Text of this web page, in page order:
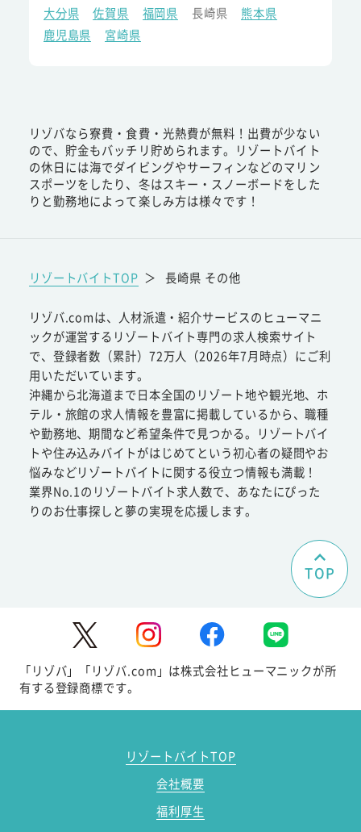
大分県
佐賀県 福岡県 長崎県
熊本県
鹿児島県
宮崎県
リゾバなら寮費・食費・光熱費が無料！出費が少ない
ので、貯金もバッチリ貯められます。リゾートバイト
の休日には海でダイビングやサーフィンなどのマリン
スポーツをしたり、冬はスキー・スノーボードをした
りと勤務地によって楽しみ方は様々です！
リゾートバイトTOP ＞ 長崎県 その他
リゾバ.comは、人材派遣・紹介サービスのヒューマニ
ックが運営するリゾートバイト専門の求人検索サイト
で、登録者数（累計）72万人（2026年7月時点）にご利
用いただいています。
沖縄から北海道まで日本全国のリゾート地や観光地、ホ
テル・旅館の求人情報を豊富に掲載しているから、職種
や勤務地、期間など希望条件で見つかる。リゾートバイ
トや住み込みバイトがはじめてという初心者の疑問やお
悩みなどリゾートバイトに関する役立つ情報も満載！
業界No.1のリゾートバイト求人数で、あなたにぴった
りのお仕事探しと夢の実現を応援します。
TOP
「リゾバ」「リゾバ.com」は株式会社ヒューマニックが所
有する登録商標です。
リゾートバイトTOP
会社概要
福利厚生